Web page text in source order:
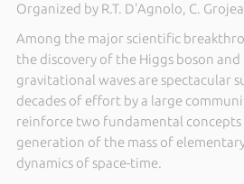
Organized by R.T. D'Agnolo, C.
Among the major scientific
the discovery of the Higgs boson
gravitational waves are spectacular
decades of effort by a large
reinforce two fundamental concepts
generation of the mass of
dynamics of space-time.